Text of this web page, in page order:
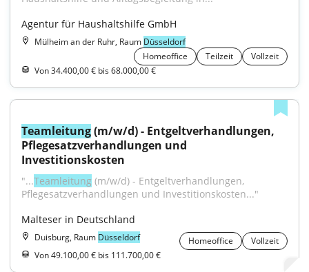
Agentur für Haushaltshilfe GmbH
Mülheim an der Ruhr, Raum Düsseldorf
Homeoffice
Teilzeit
Vollzeit
Von 34.400,00 € bis 68.000,00 €
Teamleitung (m/w/d) - Entgeltverhandlungen,
Pflegesatzverhandlungen und
Investitionskosten
"...Teamleitung (m/w/d) - Entgeltverhandlungen,
Pflegesatzverhandlungen und Investitionskosten..."
Malteser in Deutschland
Duisburg, Raum Düsseldorf Homeoffice
Vollzeit
Von 49.100,00 € bis 111.700,00 €